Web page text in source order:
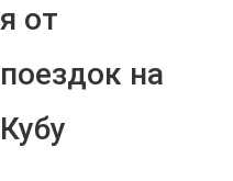
я от
поездок на
Кубу